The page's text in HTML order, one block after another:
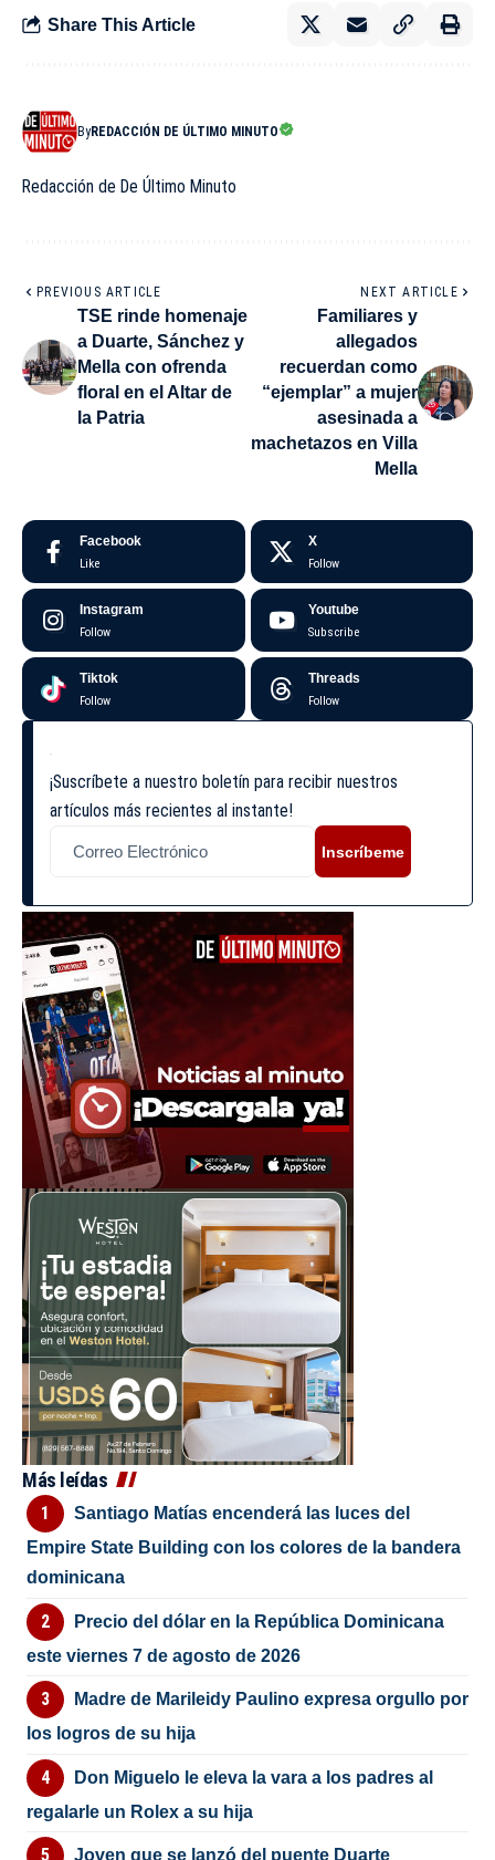
Share This Article
ByREDACCIÓN DE ÚLTIMO MINUTO
Redacción de De Último Minuto
PREVIOUS ARTICLE
TSE rinde homenaje
a Duarte, Sánchez y
Mella con ofrenda
floral en el Altar de
la Patria
NEXT ARTICLE
Familiares y
allegados
recuerdan como
“ejemplar” a mujer
asesinada a
machetazos en Villa
Mella
Facebook
Like
X
Follow
Instagram
Follow
Youtube
Subscribe
Tiktok
Follow
Threads
Follow
¡Suscríbete a nuestro boletín para recibir nuestros
artículos más recientes al instante!
Inscríbeme
Más leídas
Santiago Matías encenderá las luces del
Empire State Building con los colores de la bandera
dominicana
Precio del dólar en la República Dominicana
este viernes 7 de agosto de 2026
Madre de Marileidy Paulino expresa orgullo por
los logros de su hija
Don Miguelo le eleva la vara a los padres al
regalarle un Rolex a su hija
Joven que se lanzó del puente Duarte